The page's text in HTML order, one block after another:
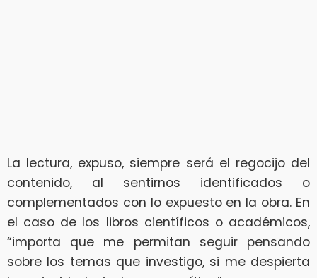
La lectura, expuso, siempre será el regocijo del
contenido, al sentirnos identificados o
complementados con lo expuesto en la obra. En
el caso de los libros científicos o académicos,
“importa que me permitan seguir pensando
sobre los temas que investigo, si me despierta